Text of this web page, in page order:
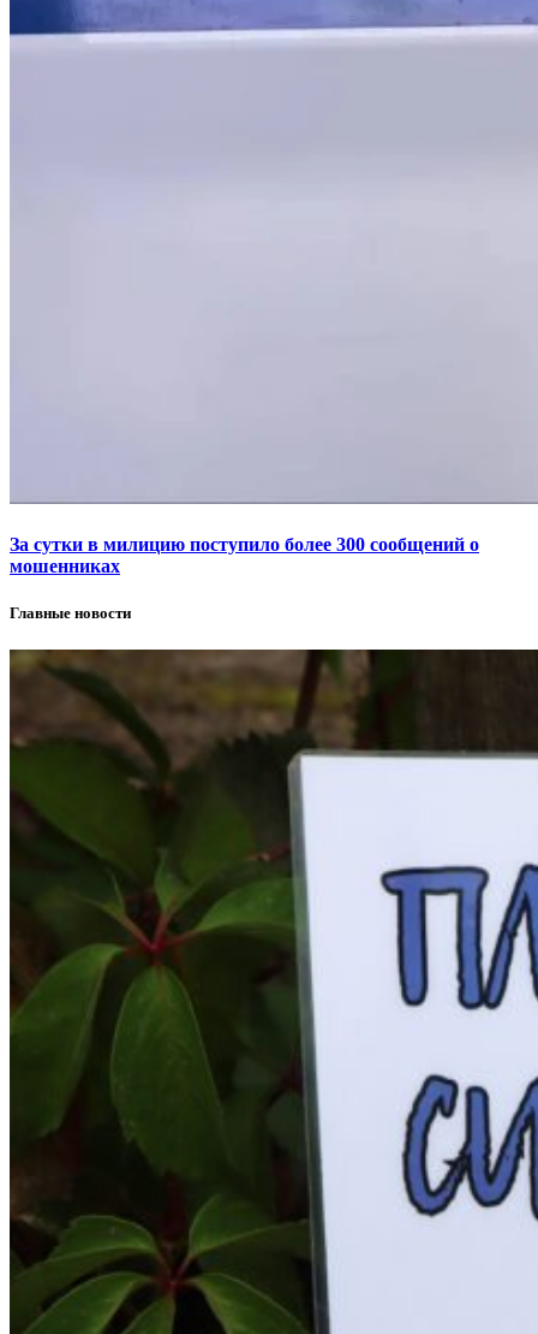
За сутки в милицию поступило более 300 сообщений о
мошенниках
Главные новости